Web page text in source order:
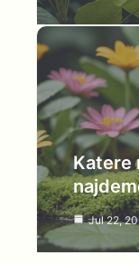
Katere
Jul 22,